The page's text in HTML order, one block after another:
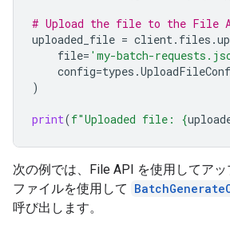
# Upload the file to the File
uploaded_file = client. files .
file= 'my-batch-
config=types .
)
print(f"Uploaded file: {
次の例では、File API を使用してア
ファイルを使用して
呼び出します。